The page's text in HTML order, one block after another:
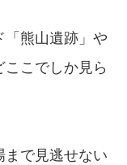
「熊山遺跡」や
こでしか見ら
まで見逃せない